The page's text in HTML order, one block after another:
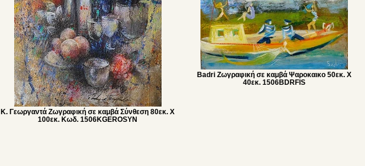
Κ. Γεωργαντά Ζωγραφική σε καμβά Σύνθεση 80εκ. Χ
100εκ. Κωδ. 1506KGEROSYN
Badri Ζωγραφική σε καμβά Ψαροκαικο 50εκ. Χ
40εκ. 1506BDRFIS